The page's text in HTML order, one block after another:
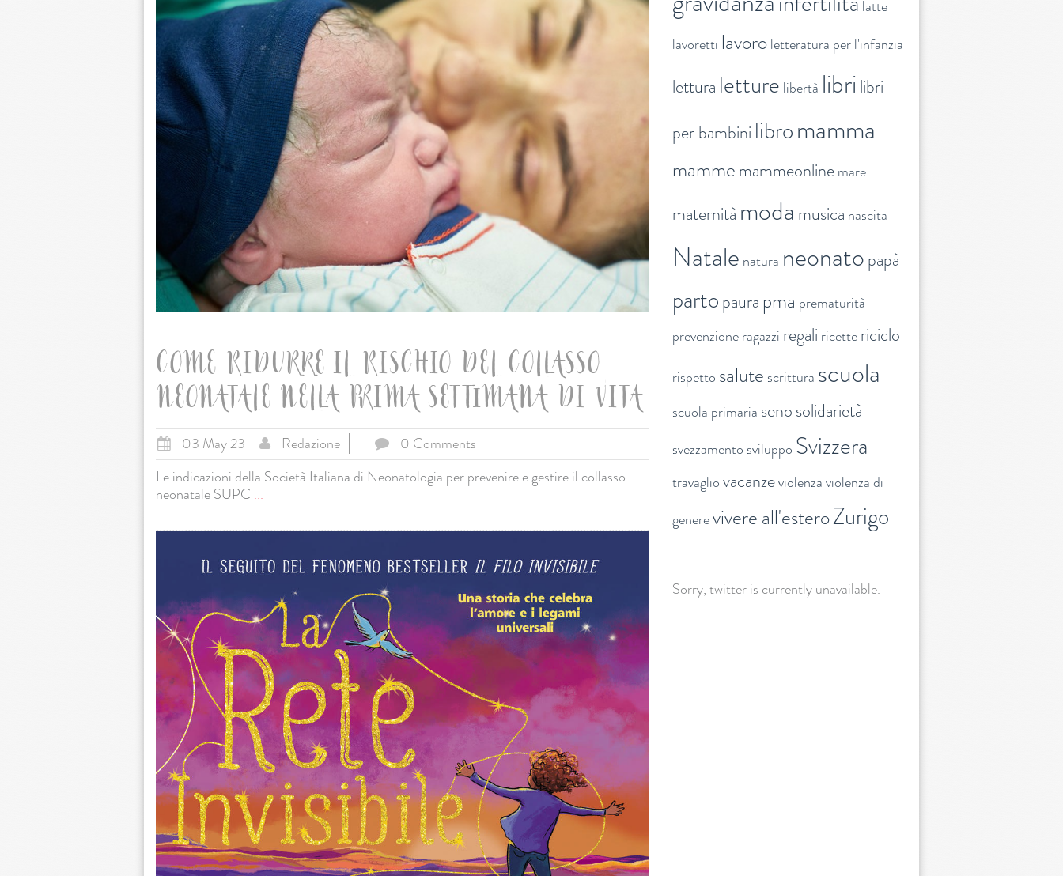
COME RIDURRE IL RISCHIO DEL COLLASSO
NEONATALE NELLA PRIMA SETTIMANA DI VITA
03 May 23 Redazione
0 Comments
Le indicazioni della Società Italiana di Neonatologia per prevenire e gestire il collasso
neonatale SUPC ...
latte
lavoretti lavoroletteratura per l'infanzia
lettura letture libertà libri libri
per bambini libromamma
mammemammeonlinemare
maternità moda musica nascita
Natale natura neonatopapà
partopaura pma prematurità
prevenzioneragazzi regali ricettericiclo
rispetto salute scrittura scuola
scuola primaria senosolidarietà
svezzamento sviluppo Svizzera
travaglio vacanzeviolenza violenza di
generevivere all'esteroZurigo
Sorry, twitter is currently unavailable.